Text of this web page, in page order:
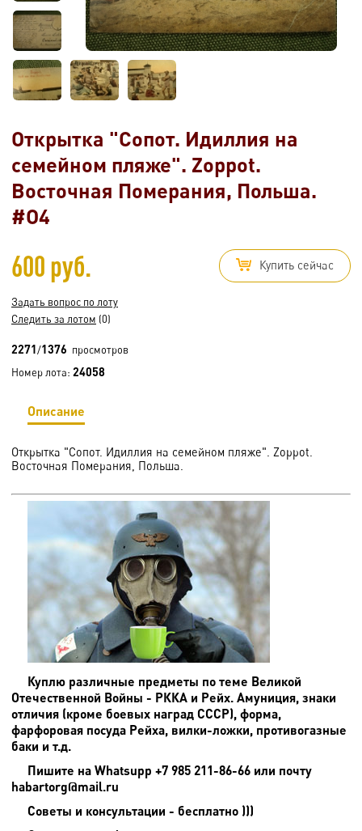
Открытка "Сопот. Идиллия на
семейном пляже". Zoppot.
Восточная Померания, Польша.
#O4
600 руб. Купить сейчас
Задать вопрос по лоту
Следить за лотом (0)
2271/1376 просмотров
Номер лота: 24058
Описание
Открытка "Сопот. Идиллия на семейном пляже". Zoppot.
Восточная Померания, Польша.
Куплю различные предметы по теме Великой
Отечественной Войны - РККА и Рейх. Амуниция, знаки
отличия (кроме боевых наград СССР), форма,
фарфоровая посуда Рейха, вилки-ложки, противогазные
баки и т.д.
Пишите на Whatsupp +7 985 211-86-66 или почту
habartorg@mail.ru
Советы и консультации - бесплатно )))